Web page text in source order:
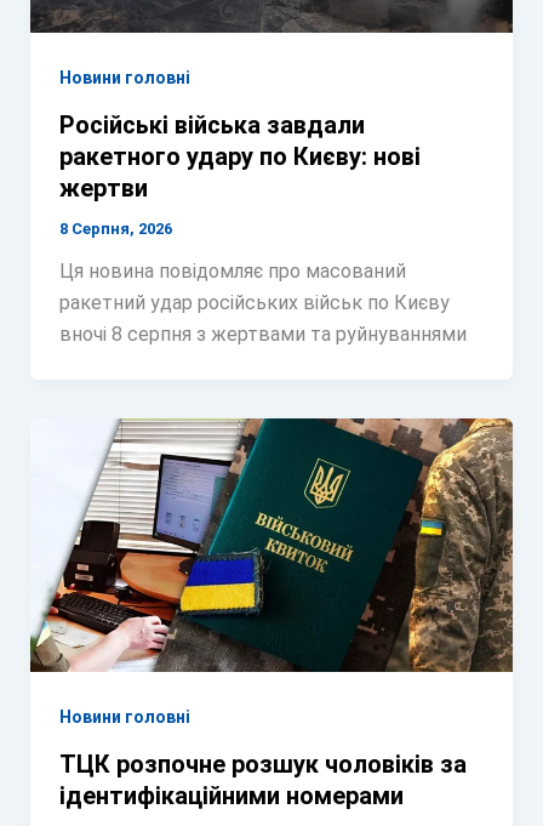
Новини головні
Російські війська завдали
ракетного удару по Києву: нові
жертви
8 Серпня, 2026
Ця новина повідомляє про масований
ракетний удар російських військ по Києву
вночі 8 серпня з жертвами та руйнуваннями
Новини головні
ТЦК розпочне розшук чоловіків за
ідентифікаційними номерами